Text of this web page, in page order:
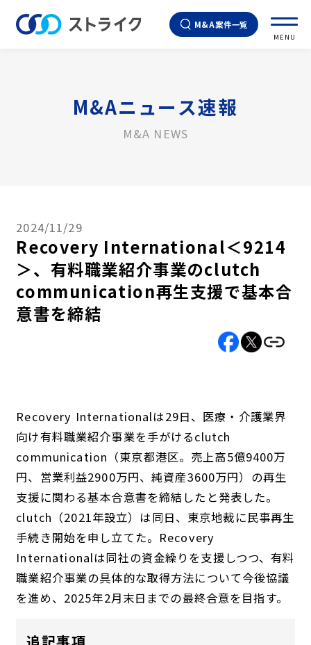
M&A案件一覧
MENU
M&Aニュース速報
M&A NEWS
2024/11/29
Recovery International＜9214
＞、有料職業紹介事業のclutch
communication再生支援で基本合
意書を締結
Recovery Internationalは29日、医療・介護業界
向け有料職業紹介事業を手がけるclutch
communication（東京都港区。売上高5億9400万
円、営業利益2900万円、純資産3600万円）の再生
支援に関わる基本合意書を締結したと発表した。
clutch（2021年設立）は同日、東京地裁に民事再生
手続き開始を申し立てた。Recovery
Internationalは同社の資金繰りを支援しつつ、有料
職業紹介事業の具体的な取得方法について今後協議
を進め、2025年2月末日までの最終合意を目指す。